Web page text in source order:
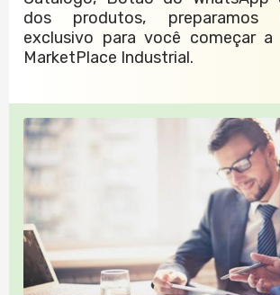
dos produtos, preparamos
exclusivo para você começar a
MarketPlace Industrial.